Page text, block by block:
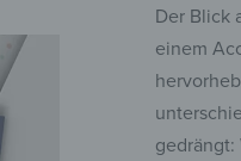
Der Blick
einem
gedrängt: